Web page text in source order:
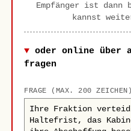
Empfänger ist dann
kannst
oder online über
fragen
FRAGE (MAX. 200 ZEICHEN)